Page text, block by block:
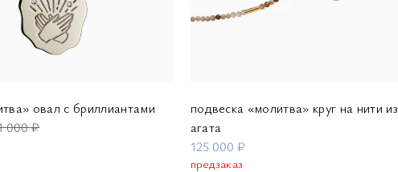
овал с бриллиантами
000 ₽
подвеска «молитва» круг на нити из
агата
125 000 ₽
предзаказ